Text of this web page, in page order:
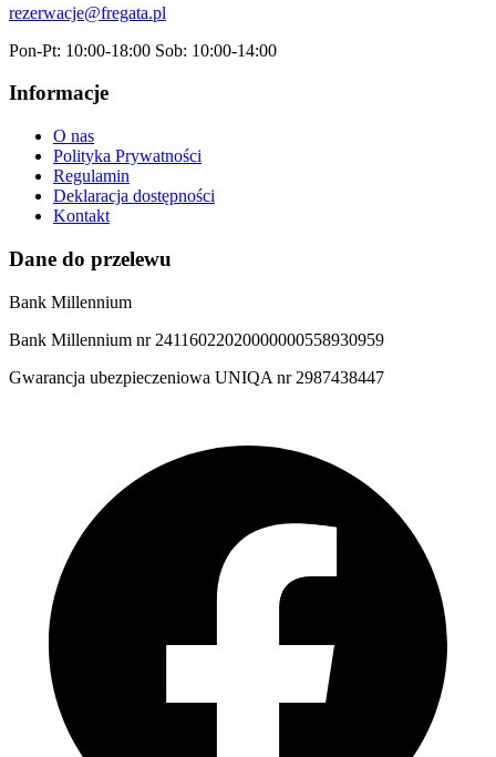
rezerwacje@fregata.pl
Pon-Pt: 10:00-18:00 Sob: 10:00-14:00
Informacje
O nas
Polityka Prywatności
Regulamin
Deklaracja dostępności
Kontakt
Dane do przelewu
Bank Millennium
Bank Millennium nr 24116022020000000558930959
Gwarancja ubezpieczeniowa UNIQA nr 2987438447